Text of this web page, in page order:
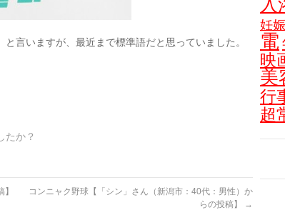
言いますが、最近まで標準語だと思っていました。
たか？
コンニャク野球【「シン」さん（新潟市：40代：男性）か
らの投稿】
→
入
妊
電
映
美
行
超